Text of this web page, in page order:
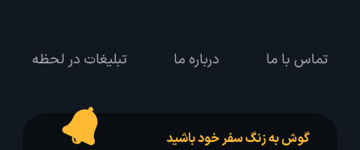
تماس با ما درباره ما تبلیغات در لحظه
گوش به زنگ سفر خود باشید